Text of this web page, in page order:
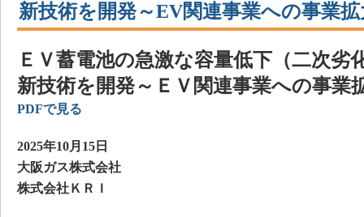
新技術を開発～EV関連事業への事業
ＥＶ蓄電池の急激な容量低下（二次劣
新技術を開発～ＥＶ関連事業への事業
PDFで見る
2025年10月15日
大阪ガス株式会社
株式会社ＫＲＩ